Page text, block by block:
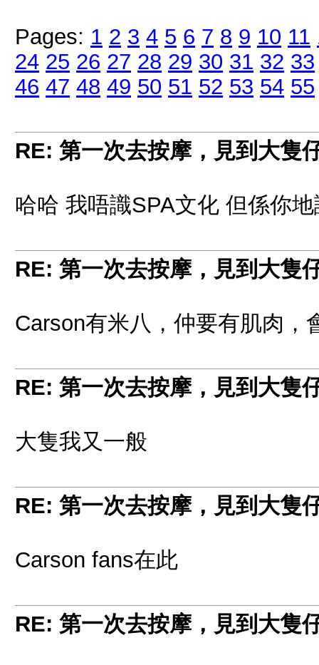
Pages: 1 2 3 4 5 6 7 8 9 10 11
24 25 26 27 28 29 30 31 32 33
46 47 48 49 50 51 52 53 54 55
RE: 第一次去按摩，見到大隻
哈哈 我唔識SPA文化 但係你
RE: 第一次去按摩，見到大隻
Carson有米八，仲要有肌肉，
RE: 第一次去按摩，見到大隻
大隻我又一般
RE: 第一次去按摩，見到大隻
Carson fans在此
RE: 第一次去按摩，見到大隻